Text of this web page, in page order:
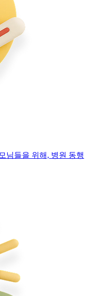
님들을 위해, 병원 동행